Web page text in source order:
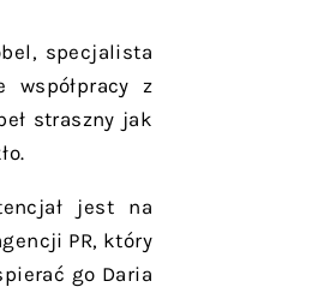
specjalista
z
straszny jak
jest na
PR, który
go Daria